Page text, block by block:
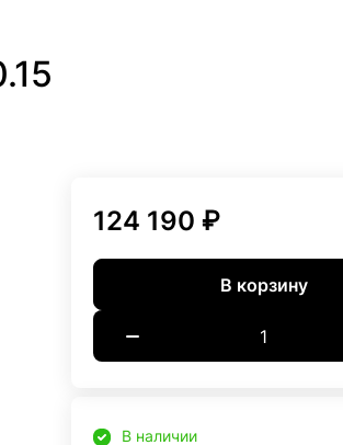
124 190 ₽
В корзину
В наличии